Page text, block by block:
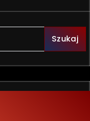
Szukaj